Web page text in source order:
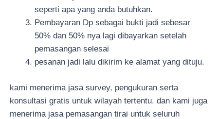
seperti apa yang anda butuhkan.
Pembayaran Dp sebagai bukti jadi sebesar
50% dan 50% nya lagi dibayarkan setelah
pemasangan selesai
pesanan jadi lalu dikirim ke alamat yang dituju.
kami menerima jasa survey, pengukuran serta
konsultasi gratis untuk wilayah tertentu. dan kami juga
menerima jasa pemasangan tirai untuk seluruh